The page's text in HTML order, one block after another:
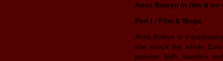
Anne Boleyn in film & on
Part I : Film & Stage
Anne Boleyn is a
she shook the whole
passion, faith, sacrifice